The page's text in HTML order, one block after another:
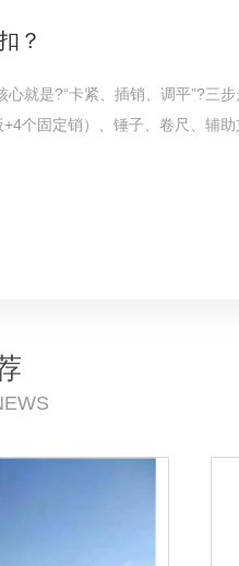
？
心就是?“卡紧、插销、调平”?三
个固定销）、锤子、卷尺、辅